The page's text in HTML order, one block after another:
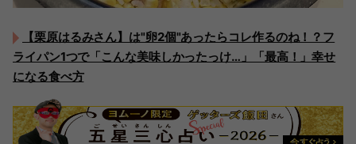
【栗原はるみさん】は"卵2個"あったらコレ作るのね！？フ
ライパン1つで「こんな美味しかったっけ…」「最高！」幸せ
になる食べ方